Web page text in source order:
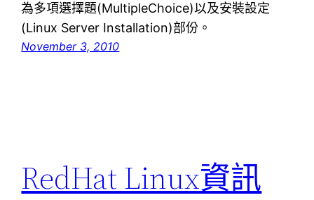
為多項選擇題(MultipleChoice)以及安裝設定
(Linux Server Installation)部份。
November 3, 2010
RedHat Linux資訊